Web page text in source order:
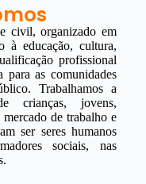
civil, organizado em
à educação, cultura,
profissional
para as comunidades
Trabalhamos a
crianças, jovens,
mercado de trabalho e
ser seres humanos
sociais, nas